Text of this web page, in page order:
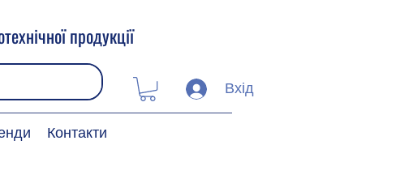
продукції
Вхід
Контакти